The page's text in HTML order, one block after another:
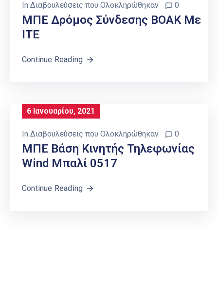
In Διαβουλεύσεις που Ολοκληρώθηκαν 0
ΜΠΕ Δρόμος Σύνδεσης ΒΟΑΚ Με
ΙΤΕ
Continue Reading
6 Ιανουαρίου, 2021
In Διαβουλεύσεις που Ολοκληρώθηκαν 0
ΜΠΕ Βάση Κινητής Τηλεφωνίας
Wind Μπαλί 0517
Continue Reading